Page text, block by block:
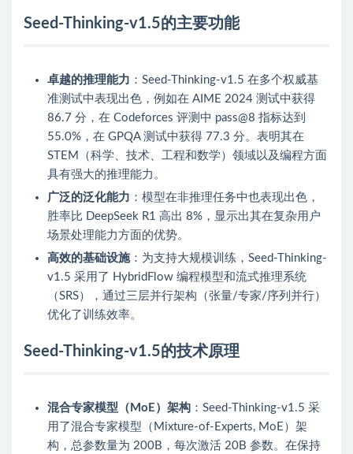
Seed-Thinking-v1.5的主要功能
卓越的推理能力 ：Seed-Thinking-v1.5 在多个权威基
准测试中表现出色，例如在 AIME 2024 测试中获得
86.7 分，在 Codeforces 评测中 pass@8 指标达到
55.0%，在 GPQA 测试中获得 77.3 分。表明其在
STEM（科学、技术、工程和数学）领域以及编程方面
具有强大的推理能力。
广泛的泛化能力 ：模型在非推理任务中也表现出色，
胜率比 DeepSeek R1 高出 8%，显示出其在复杂用户
场景处理能力方面的优势。
高效的基础设施：为支持大规模训练，Seed-Thinking-
v1.5 采用了 HybridFlow 编程模型和流式推理系统
（SRS），通过三层并行架构（张量/专家/序列并行）
优化了训练效率。
Seed-Thinking-v1.5的技术原理
混合专家模型（MoE）架构 ：Seed-Thinking-v1.5 采
用了混合专家模型（Mixture-of-Experts, MoE）架
构，总参数量为 200B，每次激活 20B 参数。在保持